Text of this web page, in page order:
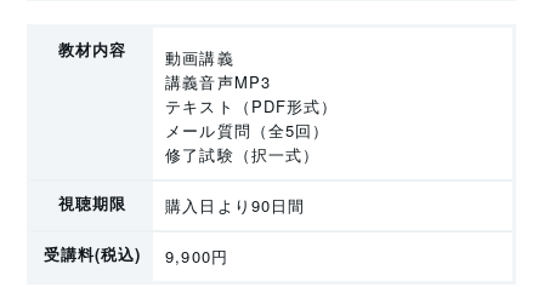
教材内容
動画講義
講義音声MP3
テキスト（PDF形式）
メール質問（全5回）
修了試験（択一式）
視聴期限 購入日より90日間
受講料(税込) 9,900円